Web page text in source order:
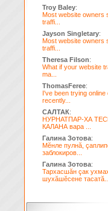
Troy Baley:
Most website owners
traffi...
Jayson Singletary:
Most website owners
traffi...
Theresa Filson:
What if your website
ma...
ThomasFeree:
I've been trying online
recently...
САЛТАК:
НУРНАТПАР-ХА
КАЛАНА вара ...
Галина Зотова:
Мĕнле пулнă,
заблокиров...
Галина Зотова:
Тархасшăн çак
шухăшĕсене тасатă...